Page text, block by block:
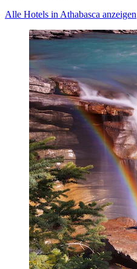
Alle Hotels in Athabasca anzeigen